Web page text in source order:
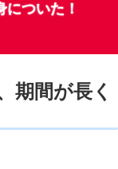
ついた！
期間が長く